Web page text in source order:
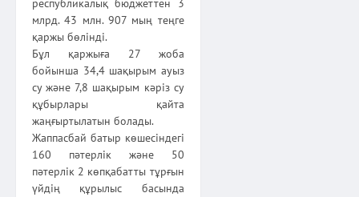
республикалық бюджеттен 3
млрд. 43 млн. 907 мың теңге
қаржы бөлінді.
Бұл қаржыға 27 жоба
бойынша 34,4 шақырым ауыз
су және 7,8 шақырым кәріз су
құбырлары қайта
жаңғыртылатын болады.
Жаппасбай батыр көшесіндегі
160 пәтерлік және 50
пәтерлік 2 көпқабатты тұрғын
үйдің құрылыс басында